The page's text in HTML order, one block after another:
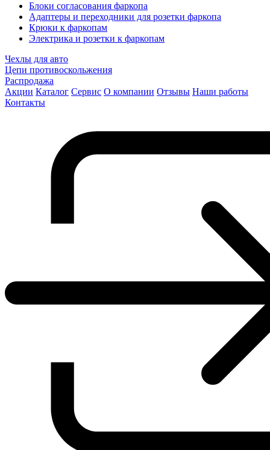
Блоки согласования фаркопа
Адаптеры и переходники для розетки фаркопа
Крюки к фаркопам
Электрика и розетки к фаркопам
Чехлы для авто
Цепи противоскольжения
Распродажа
Акции Каталог Сервис О компании Отзывы Наши работы
Контакты